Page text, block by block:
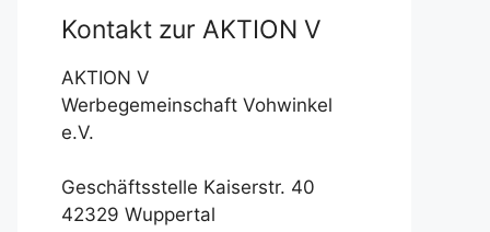
Kontakt zur AKTION V
AKTION V
Werbegemeinschaft Vohwinkel
e.V.
Geschäftsstelle Kaiserstr. 40
42329 Wuppertal